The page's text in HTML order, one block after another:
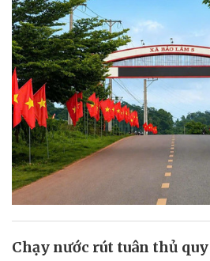
Chạy nước rút tuân thủ